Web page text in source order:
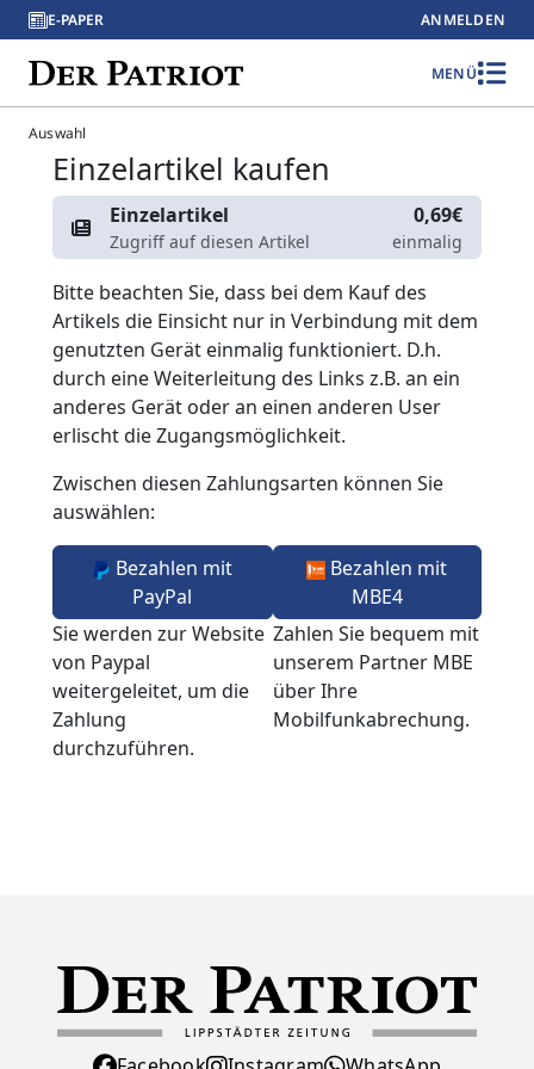
E-PAPER ANMELDEN
MENÜ
Auswahl
Einzelartikel kaufen
Einzelartikel
Zugriff auf diesen Artikel
0,69€
einmalig
Bitte beachten Sie, dass bei dem Kauf des
Artikels die Einsicht nur in Verbindung mit dem
genutzten Gerät einmalig funktioniert. D.h.
durch eine Weiterleitung des Links z.B. an ein
anderes Gerät oder an einen anderen User
erlischt die Zugangsmöglichkeit.
Zwischen diesen Zahlungsarten können Sie
auswählen:
Bezahlen mit
PayPal
Sie werden zur Website
von Paypal
weitergeleitet, um die
Zahlung
durchzuführen.
Bezahlen mit
MBE4
Zahlen Sie bequem mit
unserem Partner MBE
über Ihre
Mobilfunkabrechung.